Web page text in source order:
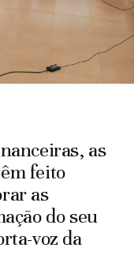
as
feito
as
do seu
voz da